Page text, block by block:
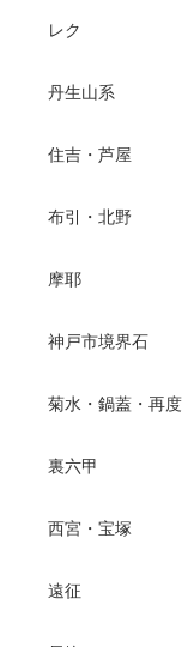
レク
丹生山系
住吉・芦屋
布引・北野
摩耶
神戸市境界石
菊水・鍋蓋・再度
裏六甲
西宮・宝塚
遠征